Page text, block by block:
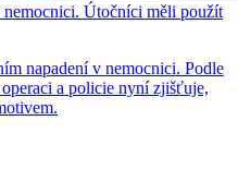
Útočníci měli použít
napadení v nemocnici. Podle
a policie nyní zjišťuje,